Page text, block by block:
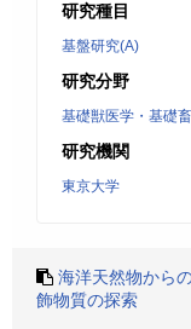
研究種目
基盤研究(A)
研究分野
基礎獣医学・基礎
研究機関
東京大学
海洋天然物から
飾物質の探索